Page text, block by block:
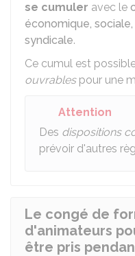
se cumuler avec le
économique,
syndicale.
Ce cumul est
ouvrablespour une
Attention
Des dispositions
prévoir d'autres
Le congé de
d'animateurs
être pris